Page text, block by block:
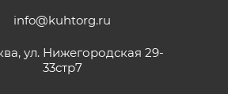
info@kuhtorg.ru
ул. Нижегородская 29-
33стр7